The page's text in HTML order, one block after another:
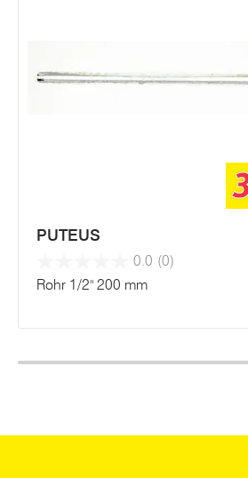
PUTEUS
0.0 (0)
Rohr 1/2" 200 mm